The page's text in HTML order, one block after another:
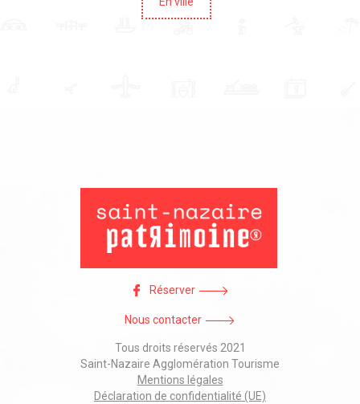
Réserver
Nous contacter
Tous droits réservés 2021
Saint-Nazaire Agglomération Tourisme
Mentions légales
Déclaration de confidentialité (UE)